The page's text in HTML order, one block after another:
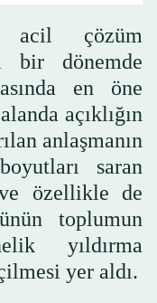
acil çözüm
bir dönemde
en öne
açıklığın
anlaşmanın
saran
özellikle de
toplumun
yıldırma
yer aldı.